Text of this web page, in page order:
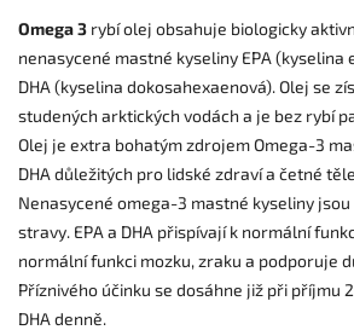
Omega 3 rybí olej obsahuje biologicky
nenasycené mastné kyseliny EPA (kyselina
DHA (kyselina dokosahexaenová). Olej se
studených arktických vodách a je bez rybí
Olej je extra bohatým zdrojem Omega-3
DHA důležitých pro lidské zdraví a četné
Nenasycené omega-3 mastné kyseliny
stravy. EPA a DHA přispívají k normální
normální funkci mozku, zraku a podporuje
Příznivého účinku se dosáhne již při příjmu
DHA denně.